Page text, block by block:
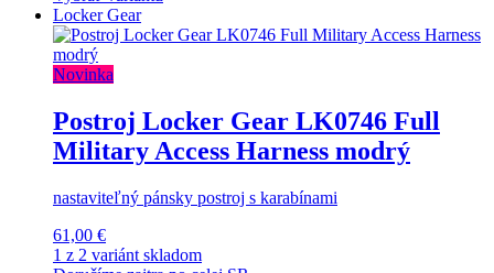
Locker Gear
Novinka
Postroj Locker Gear LK0746 Full
Military Access Harness modrý
nastaviteľný pánsky postroj s karabínami
61,00 €
1 z 2 variánt skladom